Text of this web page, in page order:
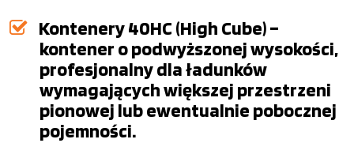
Kontenery 40HC (High Cube) –
kontener o podwyższonej wysokości,
profesjonalny dla ładunków
wymagających większej przestrzeni
pionowej lub ewentualnie pobocznej
pojemności.